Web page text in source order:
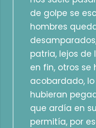
de golpe se
hombres
patria, lejos de
en fin, otros se
acobardado,
hubieran
que ardía en
permitía, por